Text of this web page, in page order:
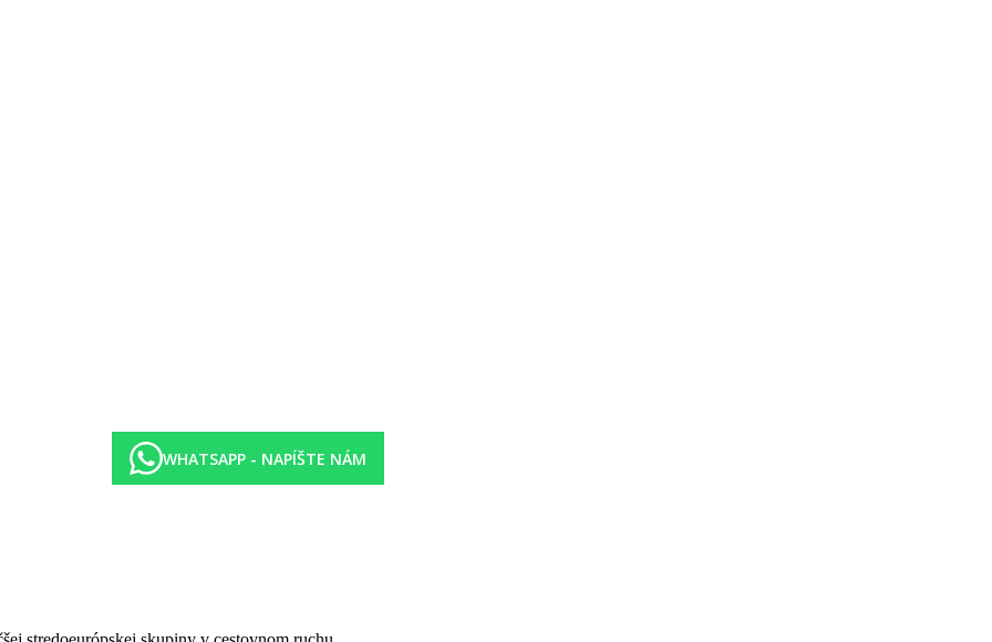
lôžkami, kuchynským kútom, balkónom alebo terasou, trezorom (za poplatok) a satelit.TV s plochou obrazovkou.
WHATSAPP - NAPÍŠTE NÁM